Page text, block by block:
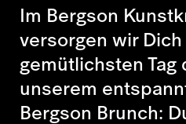
Im Bergson
versorgen wir Dich
gemütlichsten Tag
unserem
Bergson Brunch: